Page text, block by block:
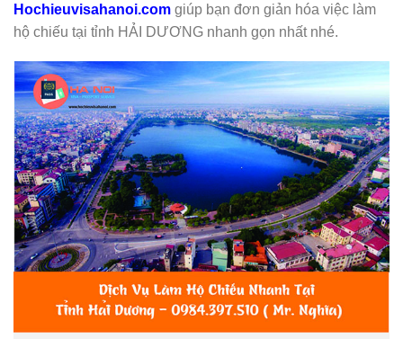
Hochieuvisahanoi.com giúp bạn đơn giản hóa việc làm
hộ chiếu tại tỉnh HẢI DƯƠNG nhanh gọn nhất nhé.